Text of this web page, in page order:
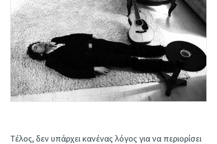
Τέλος, δεν υπάρχει κανένας λόγος για να περιορίσει